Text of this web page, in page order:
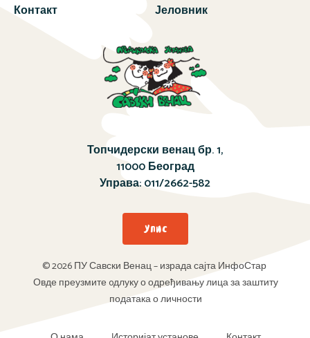
Контакт
Јеловник
Топчидерски венац бр. 1,
11000 Београд
Управа:011/2662-582
Упис
© 2026 ПУ Савски Венац – израда сајта ИнфоСтар
Овде преузмите oдлуку о одређивању лица за заштиту
података о личности